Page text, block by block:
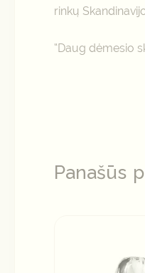
rinkų
“Daug dėmesio
Panašūs